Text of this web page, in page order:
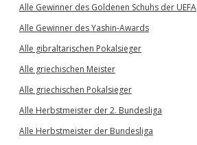
Alle Gewinner des Goldenen Schuhs der UEFA
Alle Gewinner des Yashin-Awards
Alle gibraltarischen Pokalsieger
Alle griechischen Meister
Alle griechischen Pokalsieger
Alle Herbstmeister der 2. Bundesliga
Alle Herbstmeister der Bundesliga